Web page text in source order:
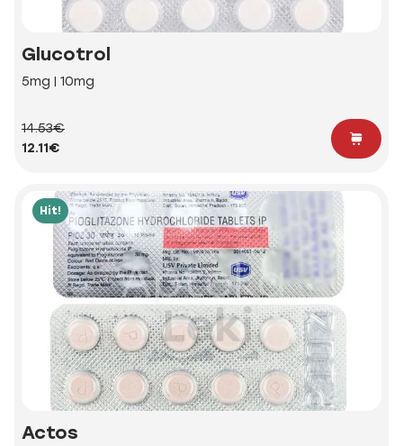
Glucotrol
5mg | 10mg
14.53€
12.11€
Hit!
Actos